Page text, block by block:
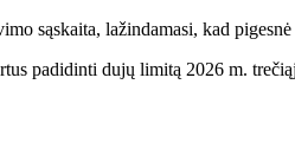
sąskaita, lažindamasi, kad
padidinti dujų limitą 2026 m.